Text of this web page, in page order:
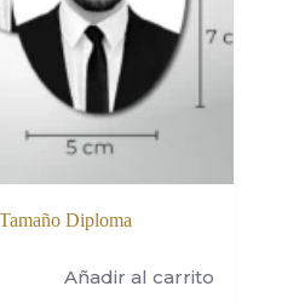
Diploma
Añadir al carrito